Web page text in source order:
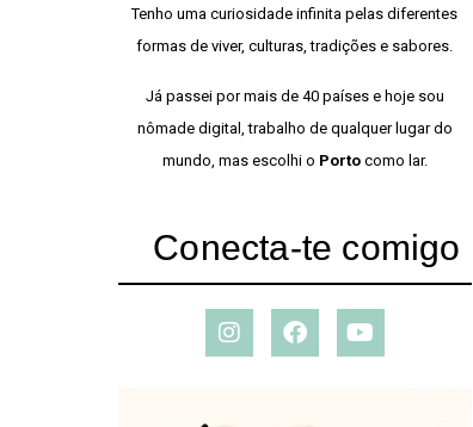
Tenho uma curiosidade infinita pelas diferentes
formas de viver, culturas, tradições e sabores.
Já passei por mais de 40 países e hoje sou
nômade digital, trabalho de qualquer lugar do
mundo, mas escolhi o Portocomo lar.
Conecta-te comigo